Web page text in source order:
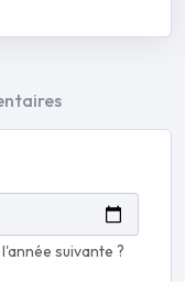
suivante ?